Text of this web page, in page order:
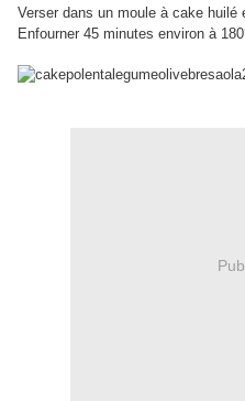
Verser dans un moule à cake huilé
Enfourner 45 minutes environ à